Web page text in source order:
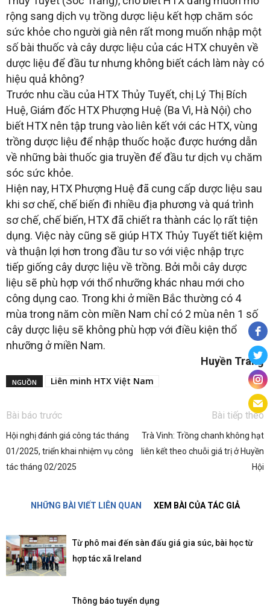
rộng sang dịch vụ trồng dược liệu kết hợp chăm sóc
sức khỏe cho người già nên rất mong muốn nhập một
số bài thuốc và cây dược liệu của các HTX chuyên về
dược liệu để đầu tư nhưng không biết cách làm này có
hiệu quả không?
Trước nhu cầu của HTX Thủy Tuyết, chị Lý Thị Bích
Huệ, Giám đốc HTX Phượng Huệ (Ba Vì, Hà Nội) cho
biết HTX nên tập trung vào liên kết với các HTX, vùng
trồng dược liệu để nhập thuốc hoặc được hướng dẫn
về những bài thuốc gia truyền để đầu tư dịch vụ chăm
sóc sức khỏe.
Hiện nay, HTX Phượng Huệ đã cung cấp dược liệu sau
khi sơ chế, chế biến đi nhiều địa phương và quá trình
sơ chế, chế biến, HTX đã chiết ra thành các lọ rất tiện
dụng. Việc này cũng sẽ giúp HTX Thủy Tuyết tiết kiệm
và thuận lợi hơn trong đầu tư so với việc nhập trực
tiếp giống cây dược liệu về trồng. Bởi mỗi cây dược
liệu sẽ phù hợp với thổ nhưỡng khác nhau mới cho
công dụng cao. Trong khi ở miền Bắc thường có 4
mùa trong năm còn miền Nam chỉ có 2 mùa nên 1 số
cây dược liệu sẽ không phù hợp với điều kiện thổ
nhưỡng ở miền Nam.
Huyền Trang
NGUỒN Liên minh HTX Việt Nam
Bài báo trước
Hội nghị đánh giá công tác tháng
01/2025, triển khai nhiệm vụ công
tác tháng 02/2025
Bài tiếp theo
Trà Vinh: Trồng chanh không hạt
liên kết theo chuỗi giá trị ở Huyền
Hội
NHỮNG BÀI VIẾT LIÊN QUAN XEM BÀI CỦA TÁC GIẢ
Từ phô mai đến sàn đấu giá gia súc, bài học từ
hợp tác xã Ireland
Thông báo tuyển dụng